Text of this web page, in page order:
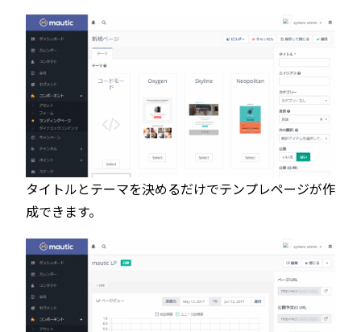
タイトルとテーマを決めるだけでテンプレページが作
成できます。